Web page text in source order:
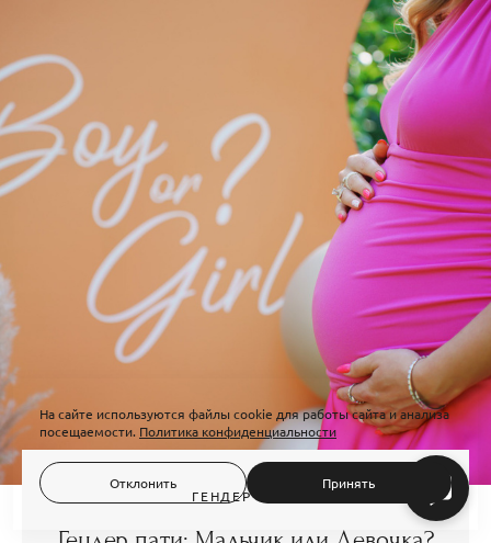
ГЕНДЕР ПАТИ
На сайте используются файлы cookie для работы сайта и анализа
посещаемости. Политика конфиденциальности
Отклонить Принять